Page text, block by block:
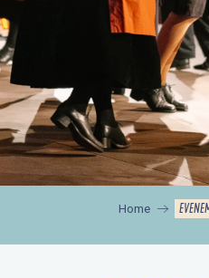
Home